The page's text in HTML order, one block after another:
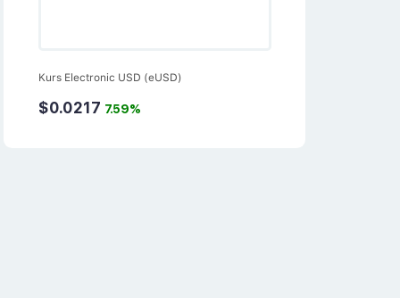
Kurs Electronic USD (eUSD)
$0.0217 7.59%